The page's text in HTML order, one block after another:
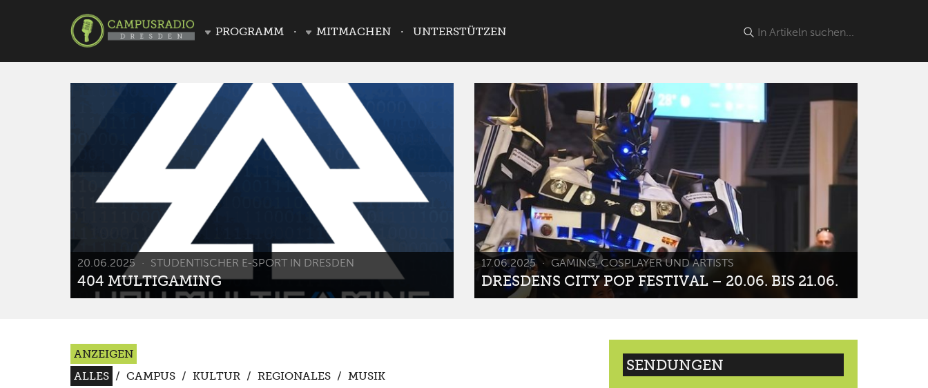
PROGRAMM MITMACHEN UNTERSTÜTZEN
20.06.2025 STUDENTISCHER E-SPORT IN DRESDEN
404 MULTIGAMING
17.06.2025 GAMING, COSPLAYER UND ARTISTS
DRESDENS CITY POP FESTIVAL – 20.06. BIS 21.06.
ANZEIGEN
ALLES / CAMPUS / KULTUR / REGIONALES / MUSIK
SENDUNGEN